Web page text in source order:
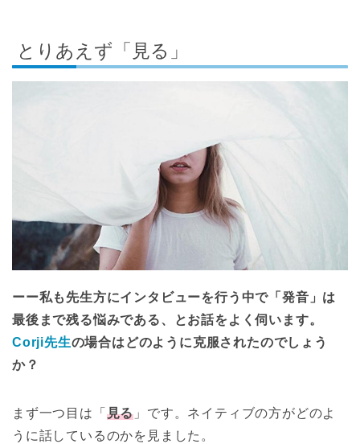
とりあえず「見る」
ーー私も先生方にインタビューを行う中で「発音」は
最後まで残る悩みである、とお話をよく伺います。
Corji先生の場合はどのように克服されたのでしょう
か？
まず一つ目は「 見る 」です。ネイティブの方がどのよ
うに話しているのかを見ました。